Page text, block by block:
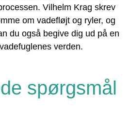
Vilhelm Krag skrev
om vadefløjt og ryler, og
du også begive dig ud på en
verden.
spørgsmål